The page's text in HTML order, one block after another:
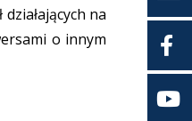
na
o innym